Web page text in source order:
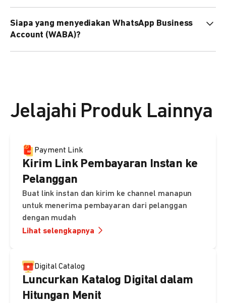
nanti tim kami bantu setup. Bisa juga pakai nomor
WhatsApp bisnis yang sudah dimiliki sendiri, atau dari
DOKU yang buatkan WhatsApp Bisnis terverifikasi juga
Siapa yang menyediakan WhatsApp Business
Account (WABA)?
Jelajahi Produk Lainnya
Payment Link
Kirim Link Pembayaran Instan ke
Pelanggan
Buat link instan dan kirim ke channel manapun
untuk menerima pembayaran dari pelanggan
dengan mudah
Lihat selengkapnya
Digital Catalog
Luncurkan Katalog Digital dalam
Hitungan Menit